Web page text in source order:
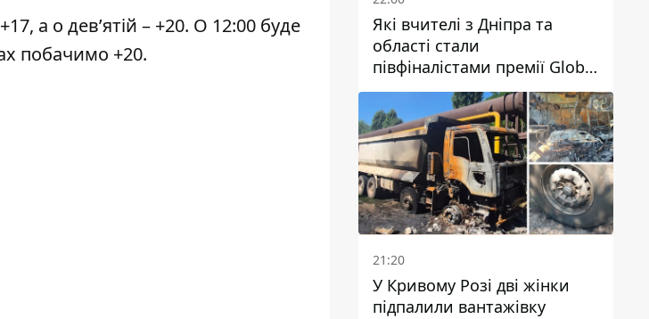
а о дев’ятій – +20. О 12:00 буде
побачимо +20.
Які вчителі з Дніпра та
області стали
півфіналістами премії Global
Teacher Prize Ukraine 2026
21:20
У Кривому Розі дві жінки
підпалили вантажівку